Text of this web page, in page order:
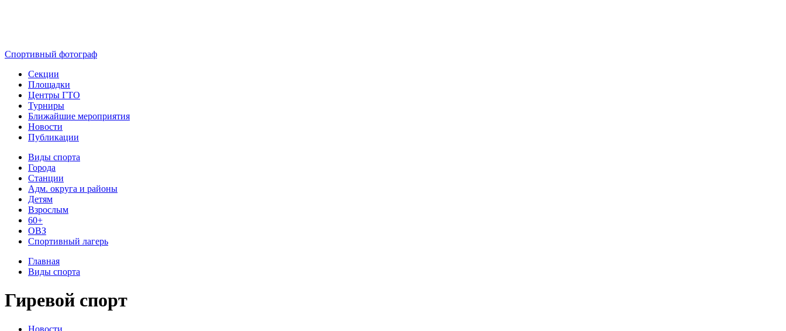
Спортивный фотограф
Секции
Площадки
Центры ГТО
Турниры
Ближайшие мероприятия
Новости
Публикации
Виды спорта
Города
Станции
Адм. округа и районы
Детям
Взрослым
60+
ОВЗ
Спортивный лагерь
Главная
Виды спорта
Гиревой спорт
Новости